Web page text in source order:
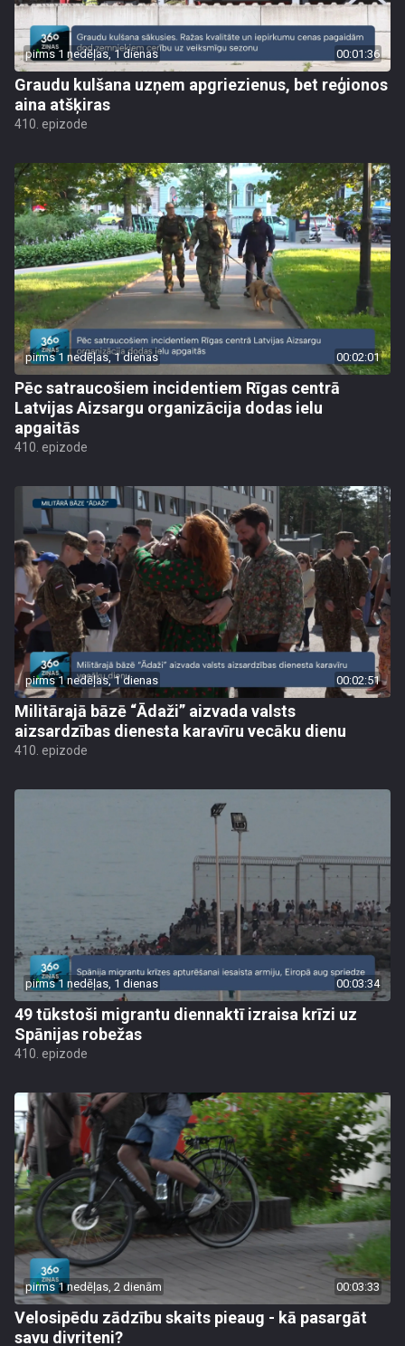
pirms 1 nedēļas, 1 dienas 00:01:36
Graudu kulšana uzņem apgriezienus, bet reģionos
aina atšķiras
410. epizode
pirms 1 nedēļas, 1 dienas 00:02:01
Pēc satraucošiem incidentiem Rīgas centrā
Latvijas Aizsargu organizācija dodas ielu
apgaitās
410. epizode
pirms 1 nedēļas, 1 dienas 00:02:51
Militārajā bāzē “Ādaži” aizvada valsts
aizsardzības dienesta karavīru vecāku dienu
410. epizode
pirms 1 nedēļas, 1 dienas 00:03:34
49 tūkstoši migrantu diennaktī izraisa krīzi uz
Spānijas robežas
410. epizode
pirms 1 nedēļas, 2 dienām 00:03:33
Velosipēdu zādzību skaits pieaug - kā pasargāt
savu divriteni?